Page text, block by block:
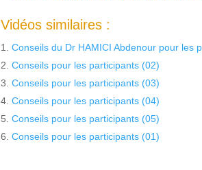
Vidéos similaires :
Conseils du Dr HAMICI Abdenour pour les
Conseils pour les participants (02)
Conseils pour les participants (03)
Conseils pour les participants (04)
Conseils pour les participants (05)
Conseils pour les participants (01)